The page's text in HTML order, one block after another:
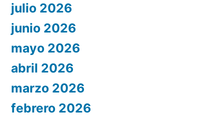
julio 2026
junio 2026
mayo 2026
abril 2026
marzo 2026
febrero 2026